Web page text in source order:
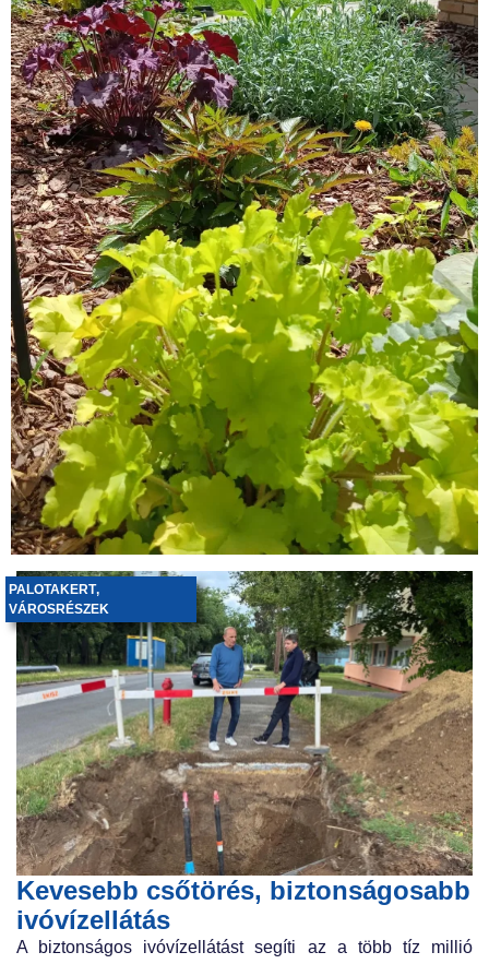
Kevesebb csőtörés, biztonságosabb
ivóvízellátás
PALOTAKERT,
VÁROSRÉSZEK
A biztonságos ivóvízellátást segíti az a több tíz millió